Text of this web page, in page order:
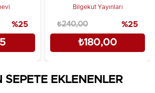
%25
Bilgekut Yayınları
₺180,00
₺240,00 %25
SEPETE EKLENENLER